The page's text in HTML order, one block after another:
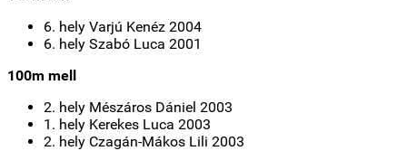
6. hely Varjú Kenéz 2004
6. hely Szabó Luca 2001
100m mell
2. hely Mészáros Dániel 2003
1. hely Kerekes Luca 2003
2. hely Czagán-Mákos Lili 2003